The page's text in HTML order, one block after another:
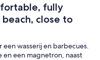
fully
close to
wasserij en barbecues.
en een magnetron, naast